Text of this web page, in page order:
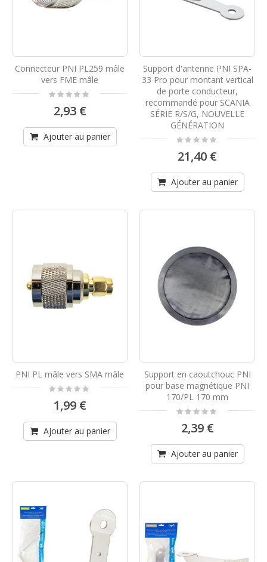
Connecteur PNI PL259 mâle
vers FME mâle
Rating:
0%
2,93 €
Ajouter au panier
Support d'antenne PNI SPA-
33 Pro pour montant vertical
de porte conducteur,
recommandé pour SCANIA
SÉRIE R/S/G, NOUVELLE
GÉNÉRATION
Rating:
0%
21,40 €
Ajouter au panier
PNI PL mâle vers SMA mâle
Rating:
0%
1,99 €
Ajouter au panier
Support en caoutchouc PNI
pour base magnétique PNI
170/PL 170 mm
Rating:
0%
2,39 €
Ajouter au panier